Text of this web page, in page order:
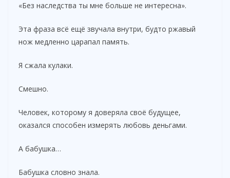
«Без наследства ты мне больше не интересна».
Эта фраза всё ещё звучала внутри, будто ржавый
нож медленно царапал память.
Я сжала кулаки.
Смешно.
Человек, которому я доверяла своё будущее,
оказался способен измерять любовь деньгами.
А бабушка…
Бабушка словно знала.